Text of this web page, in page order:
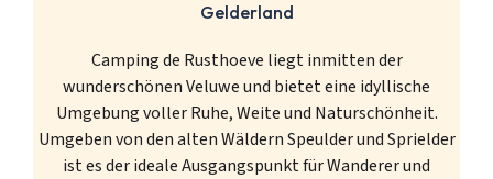
Gelderland
Camping de Rusthoeve liegt inmitten der
wunderschönen Veluwe und bietet eine idyllische
Umgebung voller Ruhe, Weite und Naturschönheit.
Umgeben von den alten Wäldern Speulder und Sprielder
ist es der ideale Ausgangspunkt für Wanderer und